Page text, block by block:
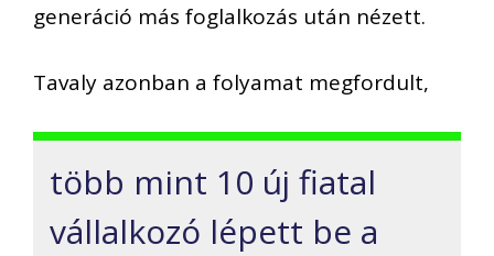
generáció más foglalkozás után nézett.
Tavaly azonban a folyamat megfordult,
több mint 10 új fiatal
vállalkozó lépett be a